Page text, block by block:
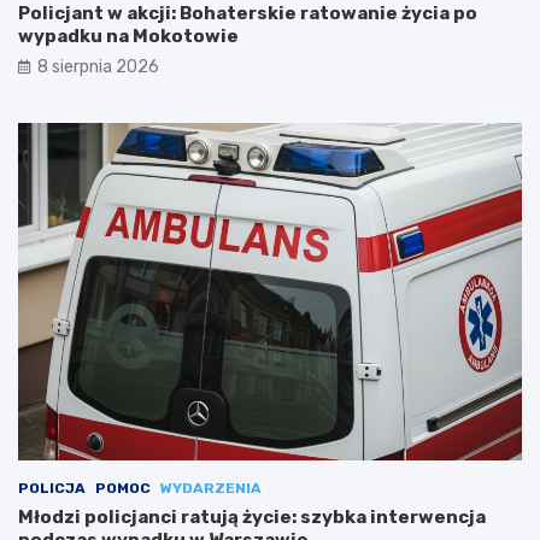
Policjant w akcji: Bohaterskie ratowanie życia po
wypadku na Mokotowie
8 sierpnia 2026
POLICJA POMOC WYDARZENIA
Młodzi policjanci ratują życie: szybka interwencja